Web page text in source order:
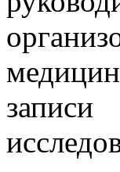
записи